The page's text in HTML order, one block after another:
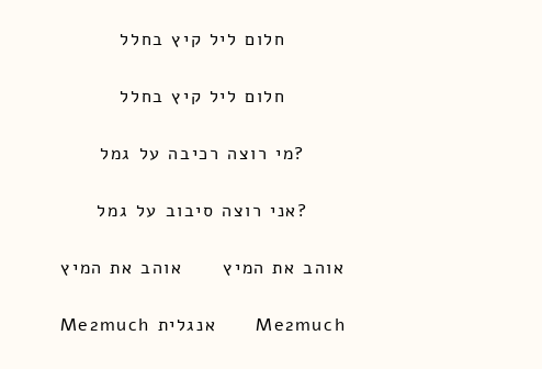
חלום ליל קיץ בחלל
חלום ליל קיץ בחלל
מי רוצה רכיבה על גמל?
אני רוצה סיבוב על גמל?
אוהב את המיץ אוהב את המיץ
Me2much אנגלית Me2much